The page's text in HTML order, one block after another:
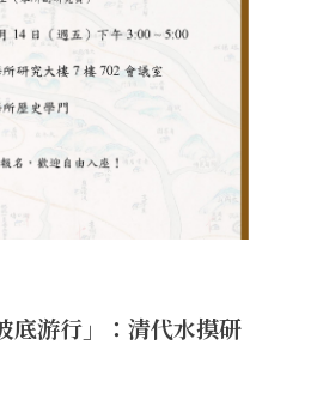
底游行」：清代水摸研